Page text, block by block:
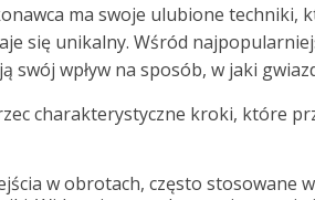
ma swoje ulubione techniki,
się unikalny. Wśród
swój wpływ na sposób, w jaki
charakterystyczne kroki, które
w obrotach, często stosowane